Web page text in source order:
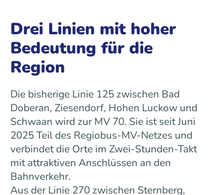
Drei Linien mit hoher
Bedeutung für die
Region
Die bisherige Linie 125 zwischen Bad
Doberan, Ziesendorf, Hohen Luckow und
Schwaan wird zur MV 70. Sie ist seit Juni
2025 Teil des Regiobus-MV-Netzes und
verbindet die Orte im Zwei-Stunden-Takt
mit attraktiven Anschlüssen an den
Bahnverkehr.
Aus der Linie 270 zwischen Sternberg,